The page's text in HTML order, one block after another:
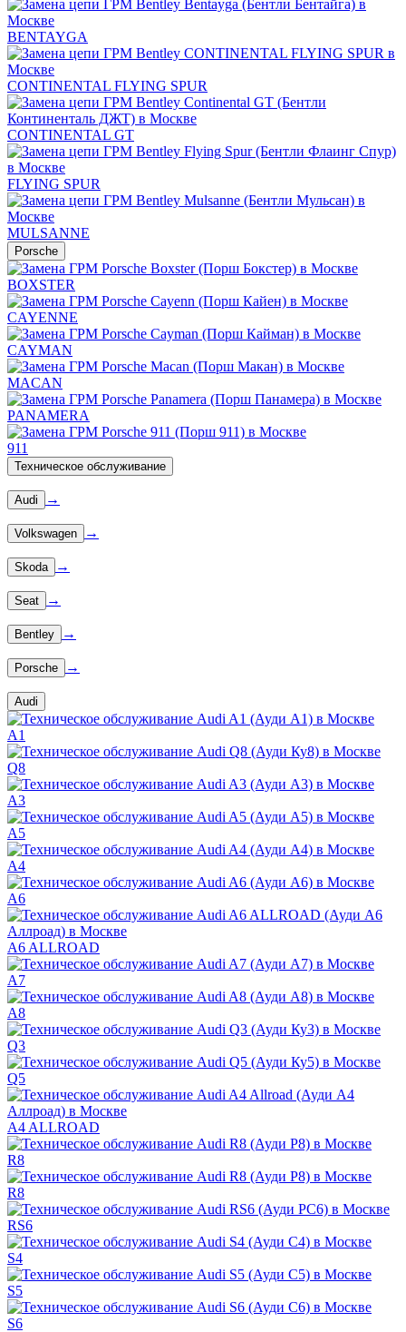
BENTAYGA
CONTINENTAL FLYING SPUR
CONTINENTAL GT
FLYING SPUR
MULSANNE
Porsche
BOXSTER
CAYENNE
CAYMAN
MACAN
PANAMERA
911
Техническое обслуживание
Audi →
Volkswagen →
Skoda →
Seat →
Bentley →
Porsche →
Audi
A1
Q8
A3
A5
A4
A6
A6 ALLROAD
A7
A8
Q3
Q5
A4 ALLROAD
R8
R8
RS6
S4
S5
S6